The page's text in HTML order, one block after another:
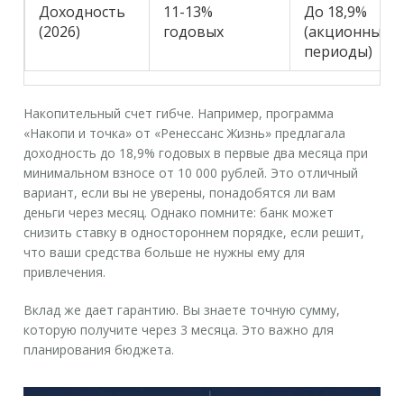
Доходность
(2026)
11-13%
годовых
До 18,9%
(акционные
периоды)
Накопительный счет гибче. Например, программа
«Накопи и точка» от «Ренессанс Жизнь» предлагала
доходность до 18,9% годовых в первые два месяца при
минимальном взносе от 10 000 рублей. Это отличный
вариант, если вы не уверены, понадобятся ли вам
деньги через месяц. Однако помните: банк может
снизить ставку в одностороннем порядке, если решит,
что ваши средства больше не нужны ему для
привлечения.
Вклад же дает гарантию. Вы знаете точную сумму,
которую получите через 3 месяца. Это важно для
планирования бюджета.